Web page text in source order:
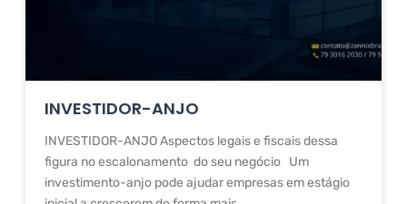
INVESTIDOR-ANJO
INVESTIDOR-ANJO Aspectos legais e fiscais dessa
figura no escalonamento do seu negócio Um
investimento-anjo pode ajudar empresas em estágio